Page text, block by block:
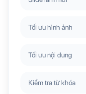
Tối ưu hình ảnh
Tối ưu nội dung
Kiểm tra từ khóa